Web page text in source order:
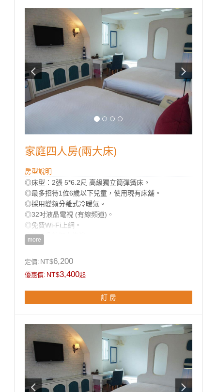
家庭四人房(兩大床)
房型說明
◎床型：2張 5*6.2尺 高級獨立筒彈簧床。
◎最多招待1位6歲以下兒童，使用現有床舖。
◎採用變頻分離式冷暖氣。
◎32吋液晶電視 (有線頻道)。
◎免費Wi-Fi上網。
◎乾濕分離獨立衛浴。
◎寬廣平面停車場。
◎房內提供：小冰箱 / 盥洗用品 / 吹風機 / 電熱水瓶 / 茶
more
定價: NT$6,200
優惠價: NT$3,400起
訂 房